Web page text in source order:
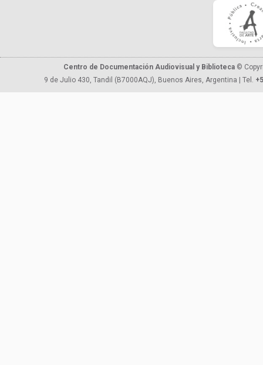
Centro de Documentación Audiovisual y Biblioteca ©
9 de Julio 430, Tandil (B7000AQJ), Buenos Aires, Argentina | Tel.